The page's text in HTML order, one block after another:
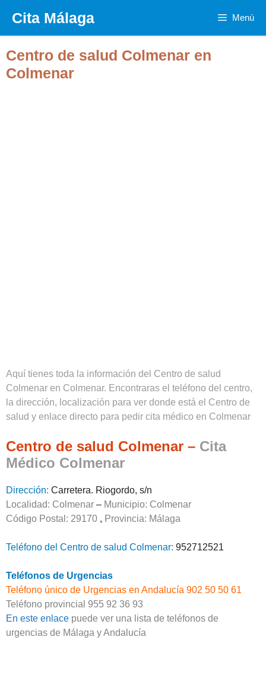
contenido
Cita Málaga Menú
Centro de salud Colmenar en
Colmenar
Aquí tienes toda la información del Centro de salud
Colmenar en Colmenar. Encontraras el teléfono del centro,
la dirección, localización para ver donde está el Centro de
salud y enlace directo para pedir cita médico en Colmenar
Centro de salud Colmenar – Cita
Médico Colmenar
Dirección: Carretera. Riogordo, s/n
Localidad: Colmenar – Municipio: Colmenar
Código Postal: 29170 , Provincia: Málaga
Teléfono del Centro de salud Colmenar: 952712521
Teléfonos de Urgencias
Teléfono único de Urgencias en Andalucía 902 50 50 61
Teléfono provincial 955 92 36 93
En este enlace puede ver una lista de teléfonos de
urgencias de Málaga y Andalucía